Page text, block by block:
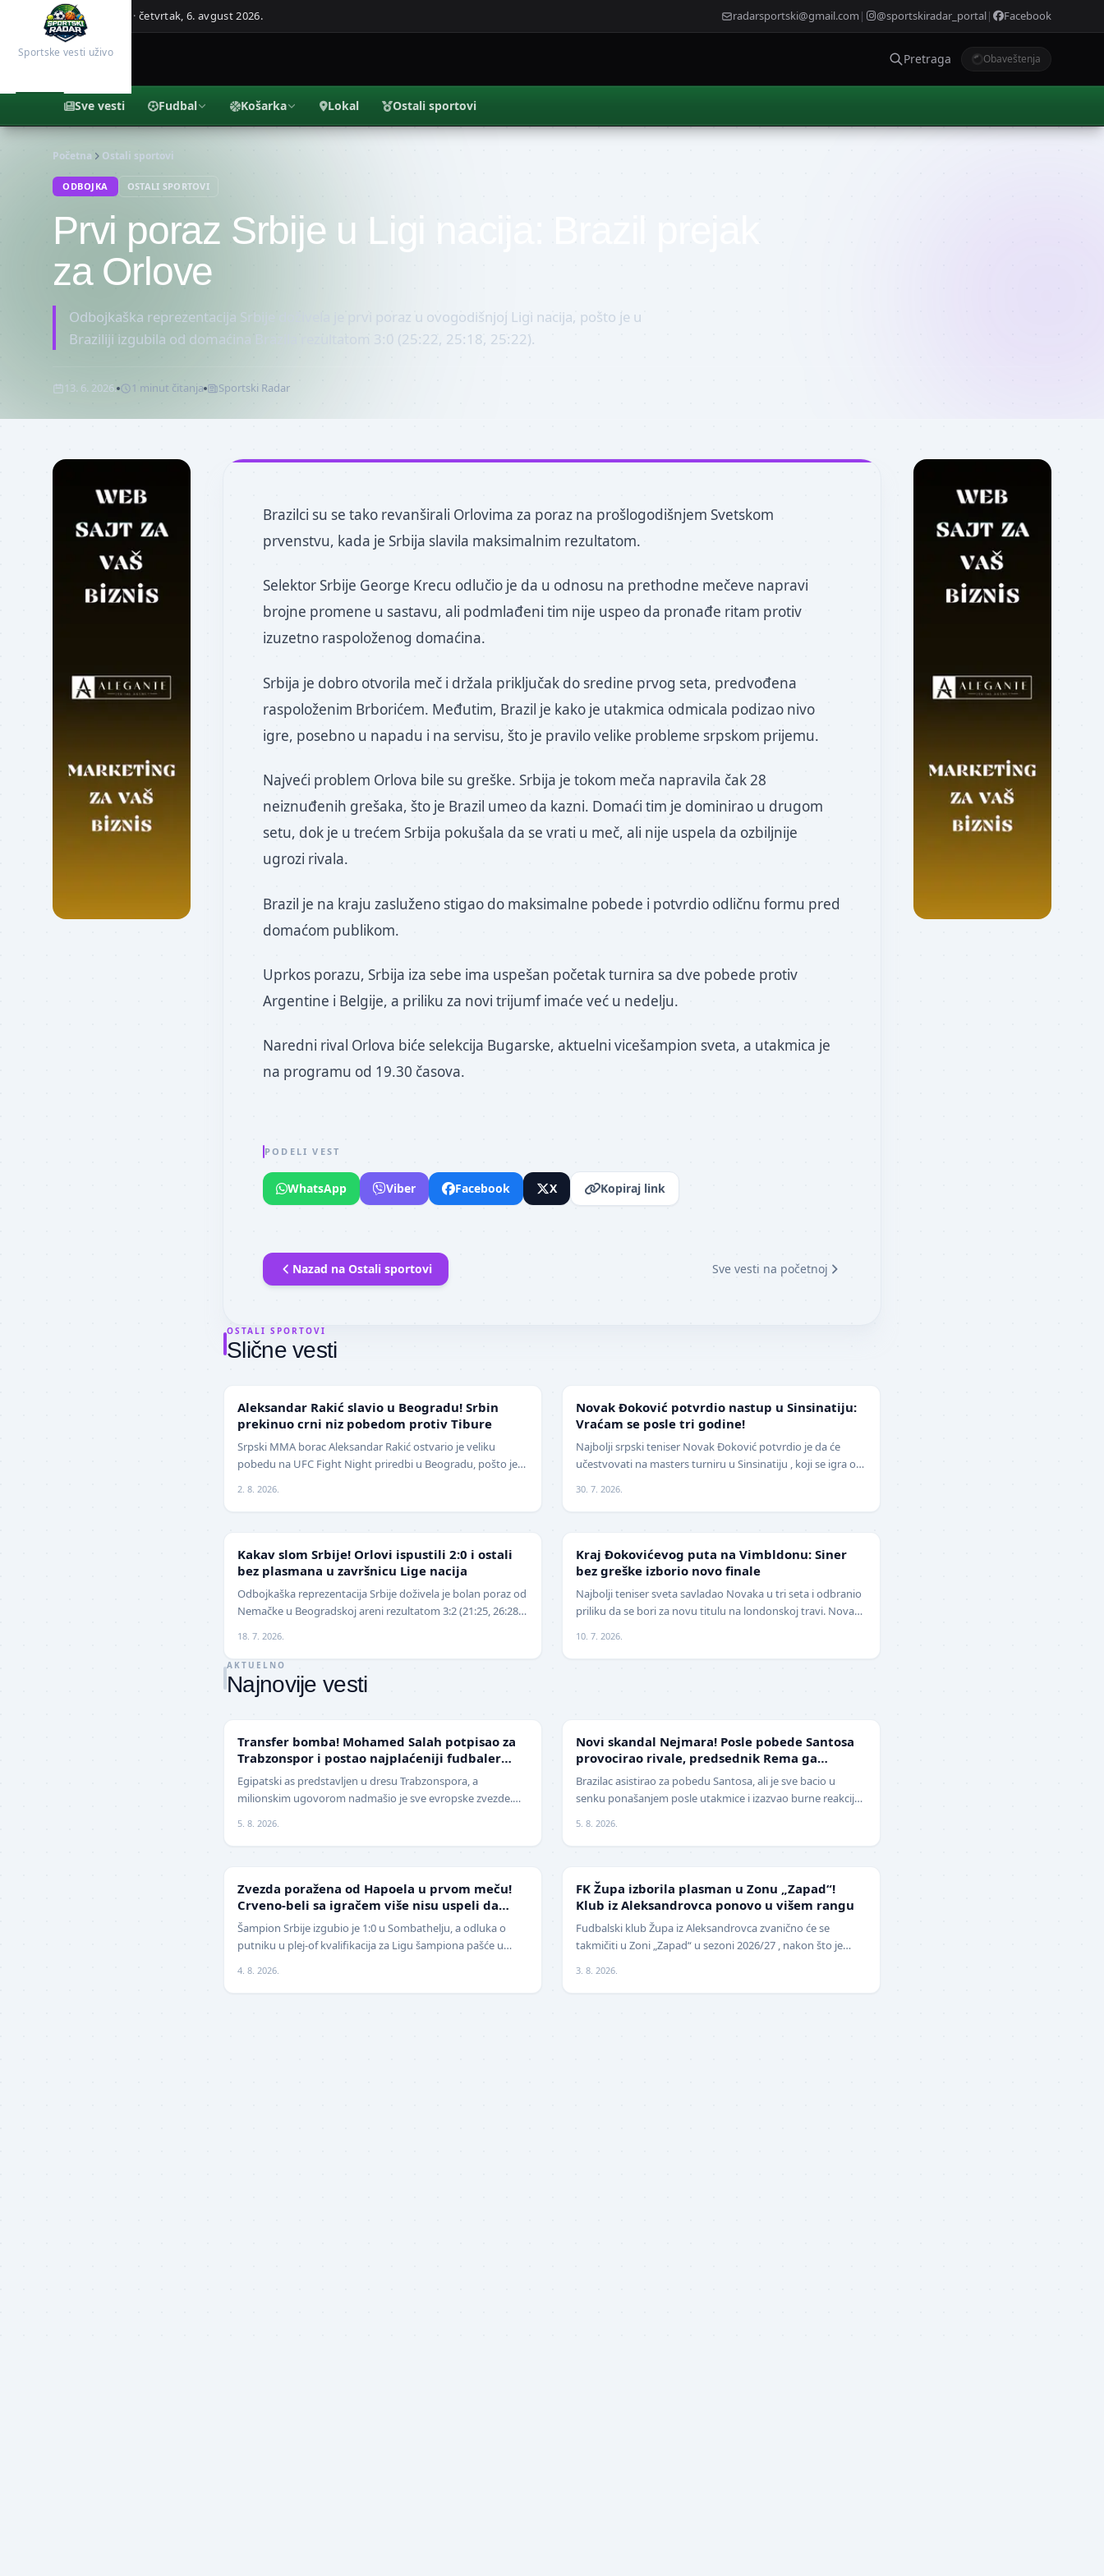
Sportske vesti uživo
Beograd, Srbija · četvrtak, 6. avgust 2026. radarsportski@gmail.com | @sportskiradar_portal| Facebook
Pretraga Obaveštenja
Sve vesti Fudbal Košarka Lokal Ostali sportovi
Početna Ostali sportovi
ODBOJKA OSTALI SPORTOVI
Prvi poraz Srbije u Ligi nacija: Brazil prejak
za Orlove
Odbojkaška reprezentacija Srbije doživela je prvi poraz u ovogodišnjoj Ligi nacija, pošto je u
Braziliji izgubila od domaćina Brazila rezultatom 3:0 (25:22, 25:18, 25:22).
13. 6. 2026. 1 minut čitanja Sportski Radar
Brazilci su se tako revanširali Orlovima za poraz na prošlogodišnjem Svetskom
prvenstvu, kada je Srbija slavila maksimalnim rezultatom.
Selektor Srbije George Krecu odlučio je da u odnosu na prethodne mečeve napravi
brojne promene u sastavu, ali podmlađeni tim nije uspeo da pronađe ritam protiv
izuzetno raspoloženog domaćina.
Srbija je dobro otvorila meč i držala priključak do sredine prvog seta, predvođena
raspoloženim Brborićem. Međutim, Brazil je kako je utakmica odmicala podizao nivo
igre, posebno u napadu i na servisu, što je pravilo velike probleme srpskom prijemu.
Najveći problem Orlova bile su greške. Srbija je tokom meča napravila čak 28
neiznuđenih grešaka, što je Brazil umeo da kazni. Domaći tim je dominirao u drugom
setu, dok je u trećem Srbija pokušala da se vrati u meč, ali nije uspela da ozbiljnije
ugrozi rivala.
Brazil je na kraju zasluženo stigao do maksimalne pobede i potvrdio odličnu formu pred
domaćom publikom.
Uprkos porazu, Srbija iza sebe ima uspešan početak turnira sa dve pobede protiv
Argentine i Belgije, a priliku za novi trijumf imaće već u nedelju.
Naredni rival Orlova biće selekcija Bugarske, aktuelni vicešampion sveta, a utakmica je
na programu od 19.30 časova.
PODELI VEST
WhatsApp Viber Facebook X Kopiraj link
Nazad na Ostali sportovi Sve vesti na početnoj
OSTALI SPORTOVI
Slične vesti
Aleksandar Rakić slavio u Beogradu! Srbin
prekinuo crni niz pobedom protiv Tibure
Srpski MMA borac Aleksandar Rakić ostvario je veliku
pobedu na UFC Fight Night priredbi u Beogradu, pošto je
2. 8. 2026.
Novak Đoković potvrdio nastup u Sinsinatiju:
Vraćam se posle tri godine!
Najbolji srpski teniser Novak Đoković potvrdio je da će
učestvovati na masters turniru u Sinsinatiju , koji se igra od
30. 7. 2026.
Kakav slom Srbije! Orlovi ispustili 2:0 i ostali
bez plasmana u završnicu Lige nacija
Odbojkaška reprezentacija Srbije doživela je bolan poraz od
Nemačke u Beogradskoj areni rezultatom 3:2 (21:25, 26:28,
18. 7. 2026.
Kraj Đokovićevog puta na Vimbldonu: Siner
bez greške izborio novo finale
Najbolji teniser sveta savladao Novaka u tri seta i odbranio
priliku da se bori za novu titulu na londonskoj travi. Novak
10. 7. 2026.
AKTUELNO
Najnovije vesti
Transfer bomba! Mohamed Salah potpisao za
Trabzonspor i postao najplaćeniji fudbaler
Evrope
Egipatski as predstavljen u dresu Trabzonspora, a
milionskim ugovorom nadmašio je sve evropske zvezde.
5. 8. 2026.
Novi skandal Nejmara! Posle pobede Santosa
provocirao rivale, predsednik Rema ga
žestoko isprozivao: "Bitanga i klovn!" (VIDEO)
Brazilac asistirao za pobedu Santosa, ali je sve bacio u
senku ponašanjem posle utakmice i izazvao burne reakcije.
5. 8. 2026.
Zvezda poražena od Hapoela u prvom meču!
Crveno-beli sa igračem više nisu uspeli da
izbegnu poraz
Šampion Srbije izgubio je 1:0 u Sombathelju, a odluka o
putniku u plej-of kvalifikacija za Ligu šampiona pašće u
4. 8. 2026.
NIŽE LIGE
FK Župa izborila plasman u Zonu „Zapad“!
Klub iz Aleksandrovca ponovo u višem rangu
Fudbalski klub Župa iz Aleksandrovca zvanično će se
takmičiti u Zoni „Zapad“ u sezoni 2026/27 , nakon što je
3. 8. 2026.